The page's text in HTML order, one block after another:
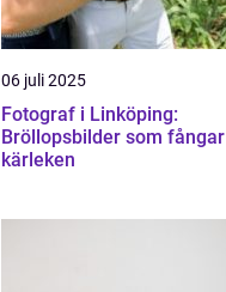
06 juli 2025
Fotograf i Linköping:
Bröllopsbilder som fångar
kärleken